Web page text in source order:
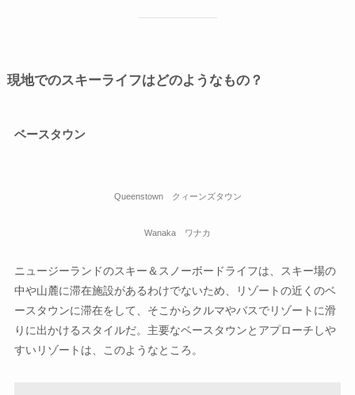
現地でのスキーライフはどのようなもの？
ベースタウン
Queenstown クィーンズタウン
Wanaka ワナカ
ニュージーランドのスキー＆スノーボードライフは、スキー場の
中や山麓に滞在施設があるわけでないため、リゾートの近くのベ
ースタウンに滞在をして、そこからクルマやバスでリゾートに滑
りに出かけるスタイルだ。主要なベースタウンとアプローチしや
すいリゾートは、このようなところ。